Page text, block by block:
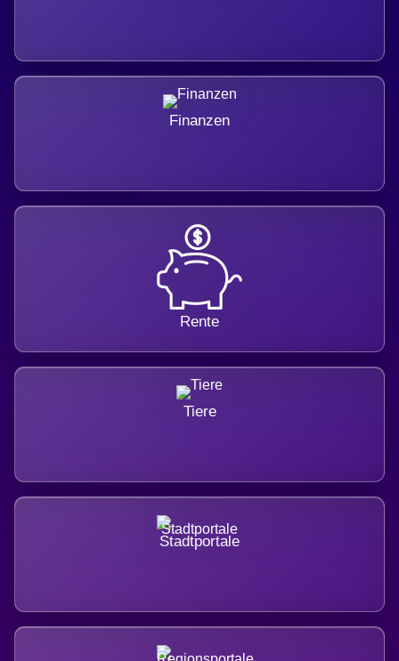
Finanzen
Rente
Tiere
Stadtportale